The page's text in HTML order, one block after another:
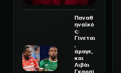
Παναθ
ηναϊκό
ς:
Γίνεται
,
άραγε,
και
Λιβάι
Γκαρσί